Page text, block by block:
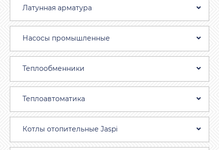
Латунная арматура
Насосы промышленные
Теплообменники
Теплоавтоматика
Котлы отопительные Jaspi